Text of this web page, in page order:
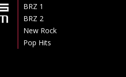
BRZ 1
BRZ 2
New Rock
Pop Hits